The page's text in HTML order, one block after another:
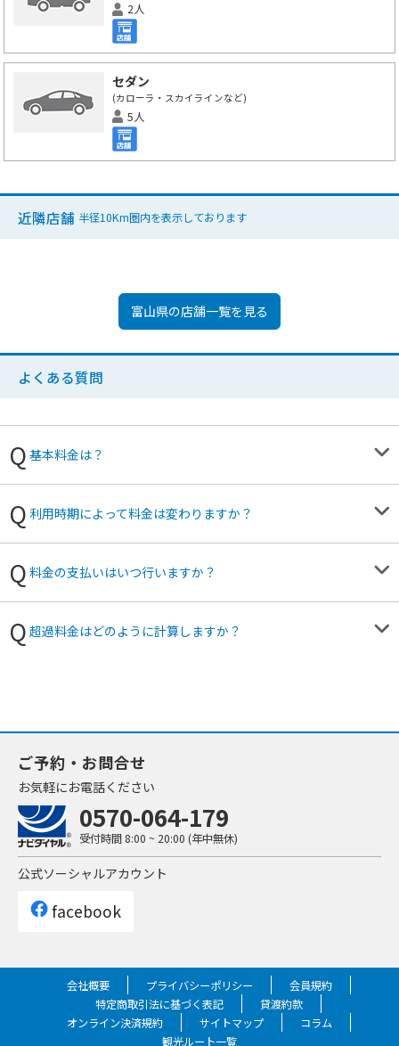
2人
セダン
(カローラ・スカイラインなど)
5人
近隣店舗 半径10Km圏内を表示しております
富山県の店舗一覧を見る
よくある質問
基本料金は？
利用時期によって料金は変わりますか？
料金の支払いはいつ行いますか？
超過料金はどのように計算しますか？
ご予約・お問合せ
お気軽にお電話ください
0570-064-179
受付時間 8:00 ~ 20:00 (年中無休)
公式ソーシャルアカウント
facebook
会社概要 プライバシーポリシー
会員規約
特定商取引法に基づく表記
貸渡約款
オンライン決済規約
サイトマップ
コラム
観光ルート一覧